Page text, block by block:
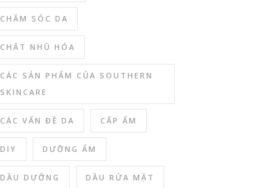
CHĂM SÓC DA
CHẤT NHŨ HÓA
CÁC SẢN PHẨM CỦA SOUTHERN
SKINCARE
CÁC VẤN ĐỀ DA CẤP ẨM
DIY DƯỠNG ẨM
DẦU DƯỠNG DẦU RỬA MẶT